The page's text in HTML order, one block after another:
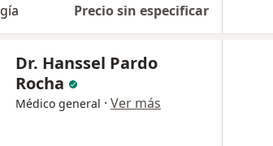
Precio sin especificar
Dr. Hanssel Pardo
Rocha
Médico general · Ver más